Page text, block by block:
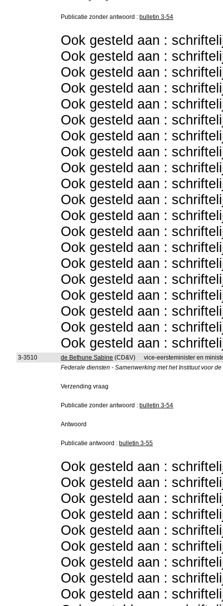
Publicatie zonder antwoord : bulletin 3-54
Ook gesteld aan :
Ook gesteld aan :
Ook gesteld aan :
Ook gesteld aan :
Ook gesteld aan :
Ook gesteld aan :
Ook gesteld aan :
Ook gesteld aan :
Ook gesteld aan :
Ook gesteld aan :
Ook gesteld aan :
Ook gesteld aan :
Ook gesteld aan :
Ook gesteld aan :
Ook gesteld aan :
Ook gesteld aan :
Ook gesteld aan :
Ook gesteld aan :
Ook gesteld aan :
Ook gesteld aan :
3-3510 de Bethune Sabine (CD&V)
vice-eersteminister en
Federale diensten - Samenwerking met het Instituut voor
Verzending vraag
Publicatie zonder antwoord : bulletin 3-54
Antwoord
Publicatie antwoord : bulletin 3-55
Ook gesteld aan :
Ook gesteld aan :
Ook gesteld aan :
Ook gesteld aan :
Ook gesteld aan :
Ook gesteld aan :
Ook gesteld aan :
Ook gesteld aan :
Ook gesteld aan :